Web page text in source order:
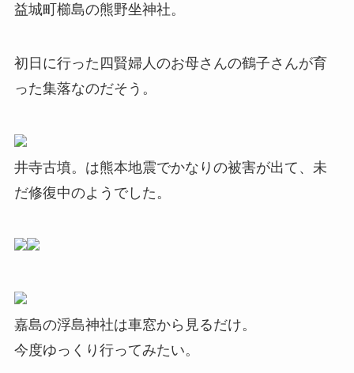
益城町櫛島の熊野坐神社。
初日に行った四賢婦人のお母さんの鶴子さんが育
った集落なのだそう。
井寺古墳。は熊本地震でかなりの被害が出て、未
だ修復中のようでした。
嘉島の浮島神社は車窓から見るだけ。
今度ゆっくり行ってみたい。